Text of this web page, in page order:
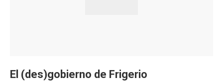
El (des)gobierno de Frigerio